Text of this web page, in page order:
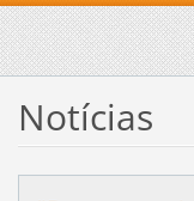
Notícias